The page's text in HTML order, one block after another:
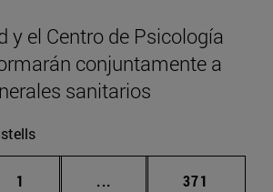
y el Centro de Psicología
conjuntamente a
sanitarios
Página
1 ... Páginas intermedias
Página
371